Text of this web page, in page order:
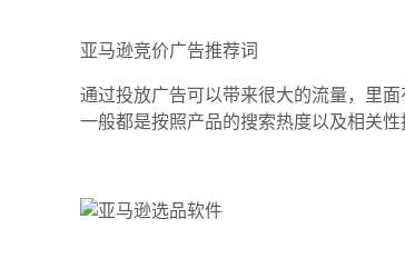
亚马逊竞价广告推荐词
通过投放广告可以带来很大的流量，里
一般都是按照产品的搜索热度以及相关